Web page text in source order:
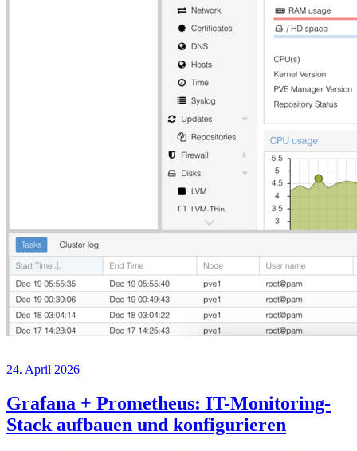
24. April 2026
Grafana + Prometheus: IT-Monitoring-
Stack aufbauen und konfigurieren